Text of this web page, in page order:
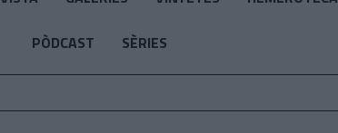
PÒDCAST SÈRIES